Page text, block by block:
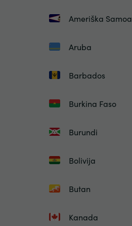
Ameriška Samoa
Aruba
Barbados
Burkina Faso
Burundi
Bolivija
Butan
Kanada